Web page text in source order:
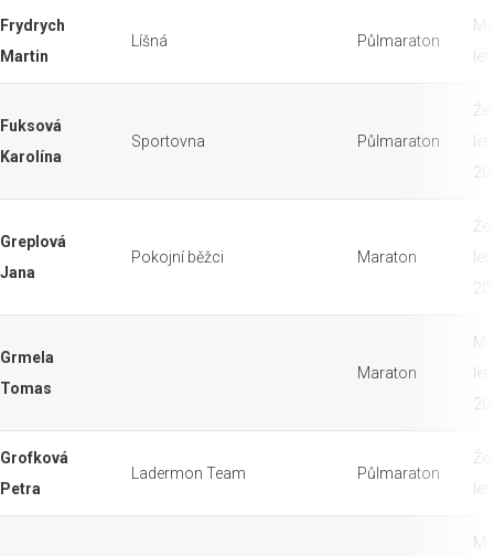
Frydrych
Martin
Líšná Půlmaraton
Fuksová
Karolína
Sportovna Půlmaraton
Greplová
Jana
Pokojní běžci Maraton
Grmela
Tomas
Maraton
Grofková
Petra
Ladermon Team Půlmaraton